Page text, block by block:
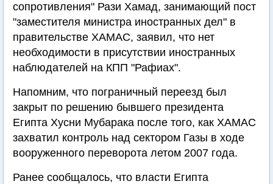
сопротивления" Рази Хамад, занимающий пост
"заместителя министра иностранных дел" в
правительстве ХАМАС, заявил, что нет
необходимости в присутствии иностранных
наблюдателей на КПП "Рафиах".
Напомним, что пограничный переезд был
закрыт по решению бывшего президента
Египта Хусни Мубарака после того, как ХАМАС
захватил контроль над сектором Газы в ходе
вооруженного переворота летом 2007 года.
Ранее сообщалось, что власти Египта